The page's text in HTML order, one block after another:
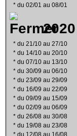
* du 02/01 au 08/01
2020
* du 21/10 au 27/10
* du 14/10 au 20/10
* du 07/10 au 13/10
* du 30/09 au 06/10
* du 23/09 au 29/09
* du 16/09 au 22/09
* du 09/09 au 15/09
* du 02/09 au 06/09
* du 26/08 au 30/08
* du 19/08 au 23/08
* du 12/08 au 16/08